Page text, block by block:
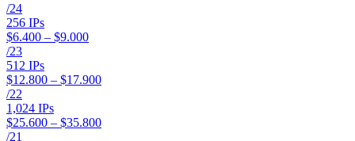
/24
256 IPs
$6.400 – $9.000
/23
512 IPs
$12.800 – $17.900
/22
1,024 IPs
$25.600 – $35.800
/21